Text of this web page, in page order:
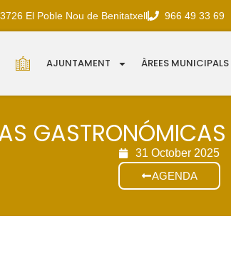
El Poble Nou de Benitatxell 966 49 33 69
AJUNTAMENT ÀREES MUNICIPALS
31 October 2025
AGENDA